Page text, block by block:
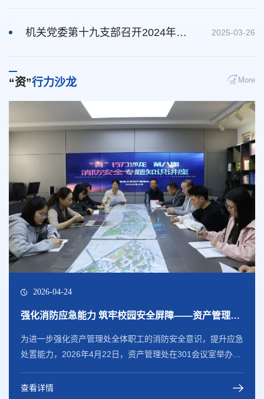
机关党委第十九支部召开2024年度组织生活会暨民主评议党员大会 2025-03-26
“资”行力沙龙 More
2026-04-24
强化消防应急能力 筑牢校园安全屏障——资产管理处举办第八期“资”行力沙龙
为进一步强化资产管理处全体职工的消防安全意识，提升应急
处置能力，2026年4月22日，资产管理处在301会议室举办第
专题知识讲座，资产管理处全体职工参加。讲座现场，万耀南
查看详情